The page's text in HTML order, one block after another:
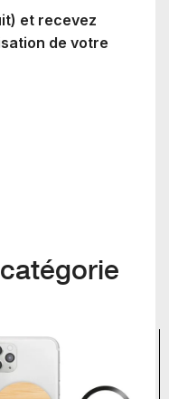
et recevez
de votre